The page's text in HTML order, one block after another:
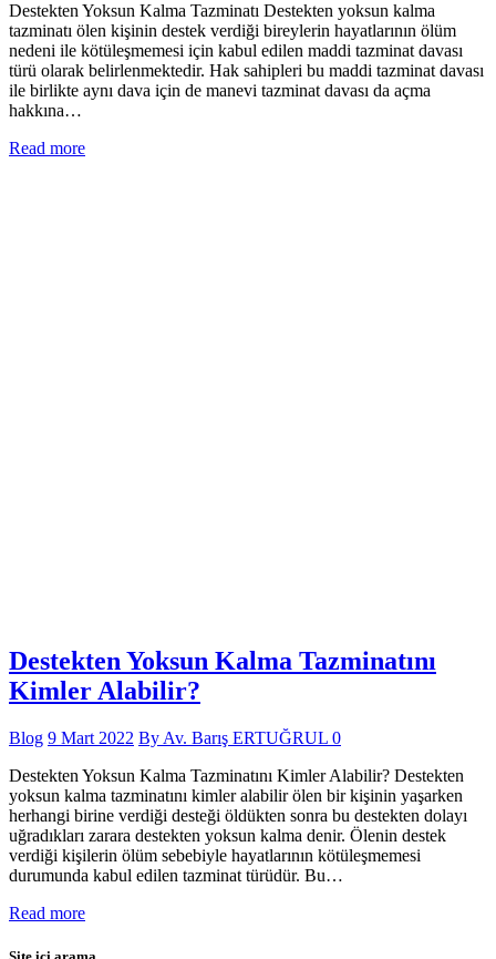
Destekten Yoksun Kalma Tazminatı Destekten yoksun kalma
tazminatı ölen kişinin destek verdiği bireylerin hayatlarının ölüm
nedeni ile kötüleşmemesi için kabul edilen maddi tazminat davası
türü olarak belirlenmektedir. Hak sahipleri bu maddi tazminat davası
ile birlikte aynı dava için de manevi tazminat davası da açma
hakkına…
Read more
Destekten Yoksun Kalma Tazminatını
Kimler Alabilir?
Blog 9 Mart 2022 By Av. Barış ERTUĞRUL 0
Destekten Yoksun Kalma Tazminatını Kimler Alabilir? Destekten
yoksun kalma tazminatını kimler alabilir ölen bir kişinin yaşarken
herhangi birine verdiği desteği öldükten sonra bu destekten dolayı
uğradıkları zarara destekten yoksun kalma denir. Ölenin destek
verdiği kişilerin ölüm sebebiyle hayatlarının kötüleşmemesi
durumunda kabul edilen tazminat türüdür. Bu…
Read more